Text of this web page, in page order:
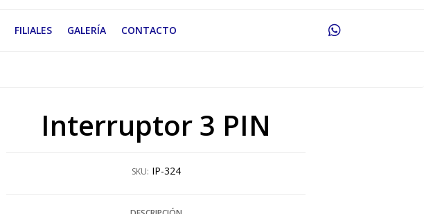
FILIALES GALERÍA CONTACTO
Interruptor 3 PIN
SKU: IP-324